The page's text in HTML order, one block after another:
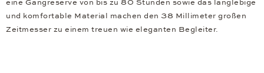
eine Gangreserve von bis zu 80 Stunden sowie das langlebige
und komfortable Material machen den 38 Millimeter großen
Zeitmesser zu einem treuen wie eleganten Begleiter.